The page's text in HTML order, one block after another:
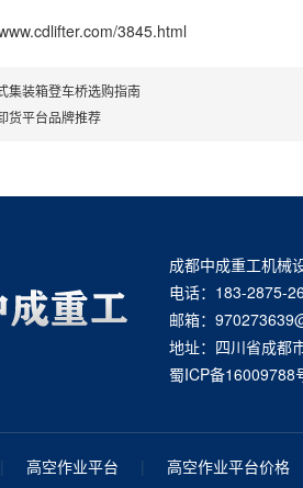
3845.html
集装箱登车桥选购指南
货平台品牌推荐
成都中成重工机械
电话：183-2875-
邮箱：
地址：四川省成都
蜀ICP备16009788
| 高空作业平台 | 高空作业平台价格